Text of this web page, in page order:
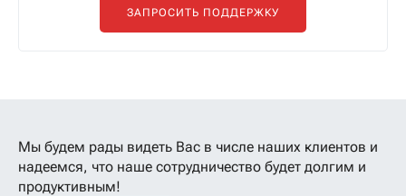
ЗАПРОСИТЬ ПОДДЕРЖКУ
Мы будем рады видеть Вас в числе наших клиентов и
надеемся, что наше сотрудничество будет долгим и
продуктивным!